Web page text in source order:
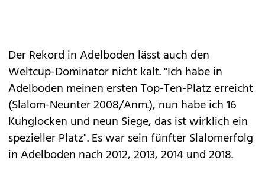
Der Rekord in Adelboden lässt auch den
Weltcup-Dominator nicht kalt. "Ich habe in
Adelboden meinen ersten Top-Ten-Platz erreicht
(Slalom-Neunter 2008/Anm.), nun habe ich 16
Kuhglocken und neun Siege, das ist wirklich ein
spezieller Platz". Es war sein fünfter Slalomerfolg
in Adelboden nach 2012, 2013, 2014 und 2018.